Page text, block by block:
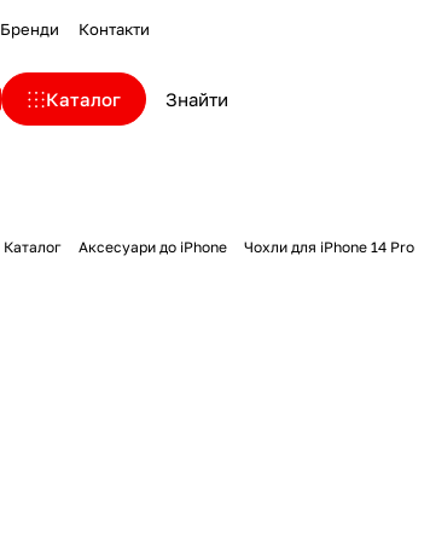
Бренди Контакти
Каталог
Каталог Аксесуари до iPhone Чохли для iPhone 14 Pro